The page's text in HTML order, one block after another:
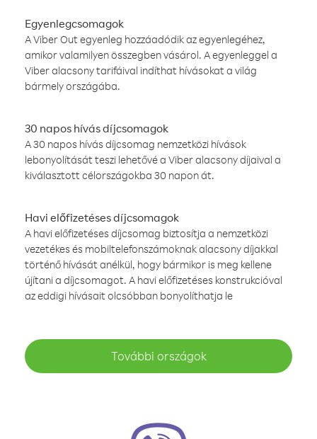
Egyenlegcsomagok
A Viber Out egyenleg hozzáadódik az egyenlegéhez,
amikor valamilyen összegben vásárol. A egyenleggel a
Viber alacsony tarifáival indíthat hívásokat a világ
bármely országába.
30 napos hívás díjcsomagok
A 30 napos hívás díjcsomag nemzetközi hívások
lebonyolítását teszi lehetővé a Viber alacsony díjaival a
kiválasztott célországokba 30 napon át.
Havi előfizetéses díjcsomagok
A havi előfizetéses díjcsomag biztosítja a nemzetközi
vezetékes és mobiltelefonszámoknak alacsony díjakkal
történő hívását anélkül, hogy bármikor is meg kellene
újítani a díjcsomagot. A havi előfizetéses konstrukcióval
az eddigi hívásait olcsóbban bonyolíthatja le
További országok